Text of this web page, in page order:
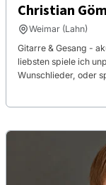
Christian
Weimar (Lahn)
Gitarre & Gesang -
liebsten spiele ich
Wunschlieder, oder